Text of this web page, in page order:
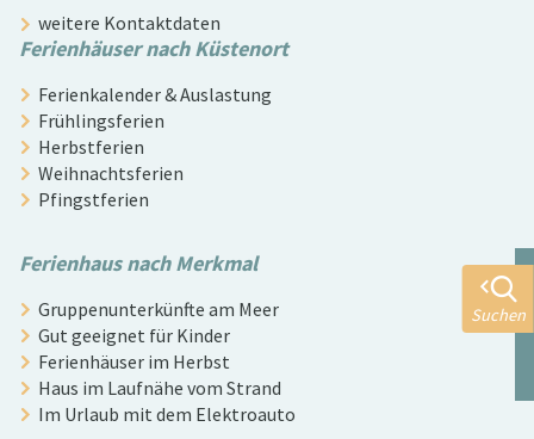
weitere Kontaktdaten
Ferienhäuser nach Küstenort
Ferienkalender & Auslastung
Frühlingsferien
Herbstferien
Weihnachtsferien
Pfingstferien
Ferienhaus nach Merkmal
Gruppenunterkünfte am Meer
Gut geeignet für Kinder
Ferienhäuser im Herbst
Haus im Laufnähe vom Strand
Im Urlaub mit dem Elektroauto
Suchen